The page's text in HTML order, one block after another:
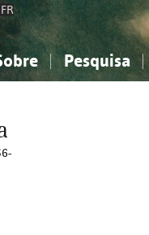
FR
Pesquisa
sociais...
sociais...